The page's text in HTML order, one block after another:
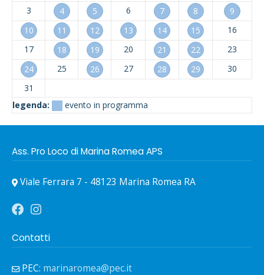
3
4 5 6 7 8
9
10
11 12 13 14 15
16
17
18 19 20 21 22
23
24
25 26 27 28 29
30
31
legenda:
evento in programma
Ass. Pro Loco di Marina Romea APS
Viale Ferrara 7 - 48123 Marina Romea RA
Contatti
PEC: marinaromea@pec.it